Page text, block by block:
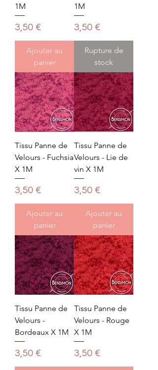
1M
Prix
3,50 €
Ajouter au
panier
1M
Prix
3,50 €
Rupture de
stock
Tissu Panne de
Velours - Fuchsia
X 1M
Prix
3,50 €
Ajouter au
panier
Tissu Panne de
Velours - Lie de
vin X 1M
Prix
3,50 €
Ajouter au
panier
Tissu Panne de
Velours -
Bordeaux X 1M
Prix
3,50 €
Tissu Panne de
Velours - Rouge
X 1M
Prix
3,50 €